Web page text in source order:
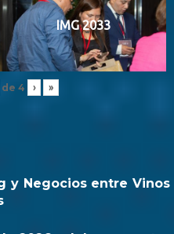
IMG 2033
de 4 › »
y Negocios entre Vinos